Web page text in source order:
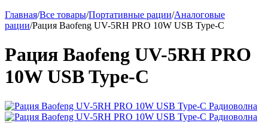
Главная/Все товары/Портативные рации/Аналоговые
рации/Рация Baofeng UV-5RH PRO 10W USB Type-C
Рация Baofeng UV-5RH PRO
10W USB Type-C